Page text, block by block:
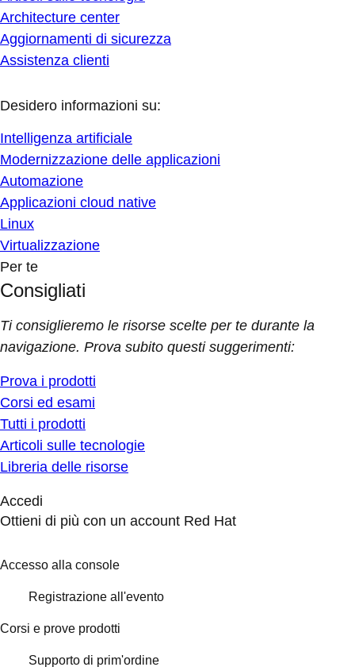
Architecture center
Aggiornamenti di sicurezza
Assistenza clienti
Desidero informazioni su:
Intelligenza artificiale
Modernizzazione delle applicazioni
Automazione
Applicazioni cloud native
Linux
Virtualizzazione
Per te
Consigliati
Ti consiglieremo le risorse scelte per te durante la
navigazione. Prova subito questi suggerimenti:
Prova i prodotti
Corsi ed esami
Tutti i prodotti
Articoli sulle tecnologie
Libreria delle risorse
Accedi
Ottieni di più con un account Red Hat
Accesso alla console
Registrazione all'evento
Corsi e prove prodotti
Supporto di prim'ordine